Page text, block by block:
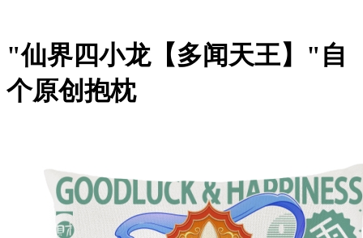
"仙界四小龙【多闻天王】"自
个原创抱枕